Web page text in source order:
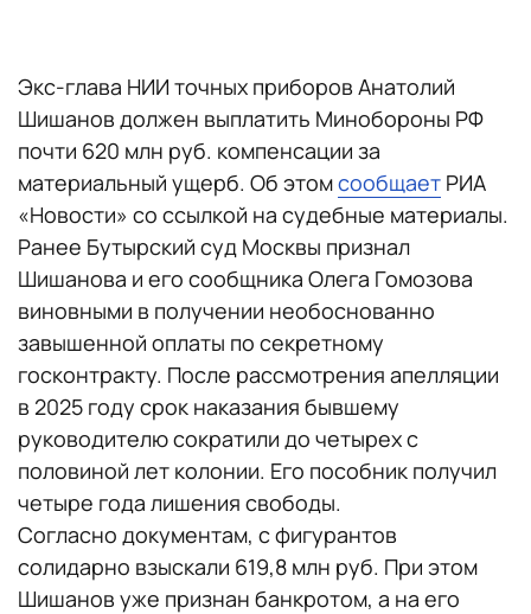
Экс-глава НИИ точных приборов Анатолий
Шишанов должен выплатить Минобороны РФ
почти 620 млн руб. компенсации за
материальный ущерб. Об этомсообщает РИА
«Новости» со ссылкой на судебные материалы.
Ранее Бутырский суд Москвы признал
Шишанова и его сообщника Олега Гомозова
виновными в получении необоснованно
завышенной оплаты по секретному
госконтракту. После рассмотрения апелляции
в 2025 году срок наказания бывшему
руководителю сократили до четырех с
половиной лет колонии. Его пособник получил
четыре года лишения свободы.
Согласно документам, с фигурантов
солидарно взыскали 619,8 млн руб. При этом
Шишанов уже признан банкротом, а на его